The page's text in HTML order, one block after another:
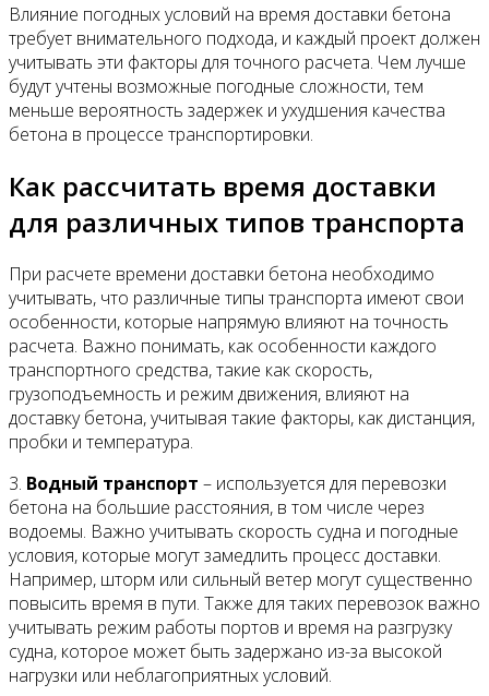
Влияние погодных условий на время доставки бетона
требует внимательного подхода, и каждый проект должен
учитывать эти факторы для точного расчета. Чем лучше
будут учтены возможные погодные сложности, тем
меньше вероятность задержек и ухудшения качества
бетона в процессе транспортировки.
Как рассчитать время доставки
для различных типов транспорта
При расчете времени доставки бетона необходимо
учитывать, что различные типы транспорта имеют свои
особенности, которые напрямую влияют на точность
расчета. Важно понимать, как особенности каждого
транспортного средства, такие как скорость,
грузоподъемность и режим движения, влияют на
доставку бетона, учитывая такие факторы, как дистанция,
пробки и температура.
3. Водный транспорт – используется для перевозки
бетона на большие расстояния, в том числе через
водоемы. Важно учитывать скорость судна и погодные
условия, которые могут замедлить процесс доставки.
Например, шторм или сильный ветер могут существенно
повысить время в пути. Также для таких перевозок важно
учитывать режим работы портов и время на разгрузку
судна, которое может быть задержано из-за высокой
нагрузки или неблагоприятных условий.